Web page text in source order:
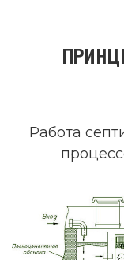
Работа